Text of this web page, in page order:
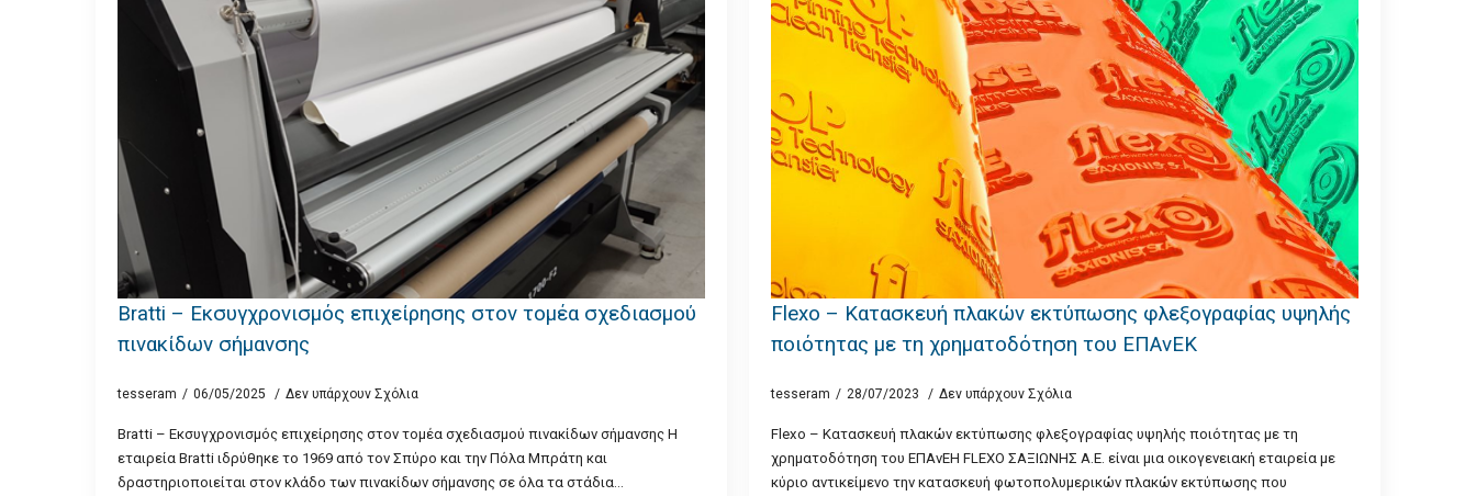
Bratti – Εκσυγχρονισμός επιχείρησης στον τομέα σχεδιασμού
πινακίδων σήμανσης
tesseram 06/05/2025 Δεν υπάρχουν Σχόλια
Bratti – Εκσυγχρονισμός επιχείρησης στον τομέα σχεδιασμού πινακίδων σήμανσης Η
εταιρεία Bratti ιδρύθηκε το 1969 από τον Σπύρο και την Πόλα Μπράτη και
δραστηριοποιείται στον κλάδο των πινακίδων σήμανσης σε όλα τα στάδια…
Flexo – Κατασκευή πλακών εκτύπωσης φλεξογραφίας υψηλής
ποιότητας με τη χρηματοδότηση του ΕΠΑνΕΚ
tesseram 28/07/2023 Δεν υπάρχουν Σχόλια
Flexo – Κατασκευή πλακών εκτύπωσης φλεξογραφίας υψηλής ποιότητας με τη
χρηματοδότηση του ΕΠΑνΕΗ FLEXO ΣΑΞΙΩΝΗΣ Α.Ε. είναι μια οικογενειακή εταιρεία με
κύριο αντικείμενο την κατασκευή φωτοπολυμερικών πλακών εκτύπωσης που